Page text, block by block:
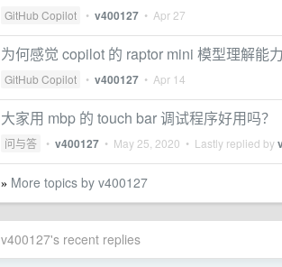
GitHub Copilot • v400127 • Apr 27
为何感觉 copilot 的 raptor mini 模型理解能
GitHub Copilot • v400127 • Apr 14
大家用 mbp 的 touch bar 调试程序好用吗？
问与答 • v400127 • May 25, 2020 • Lastly replied by
» More topics by v400127
v400127's recent replies